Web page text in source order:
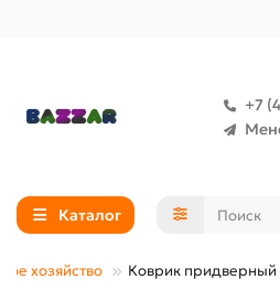
+7
Каталог
хозяйство Коврик придверный